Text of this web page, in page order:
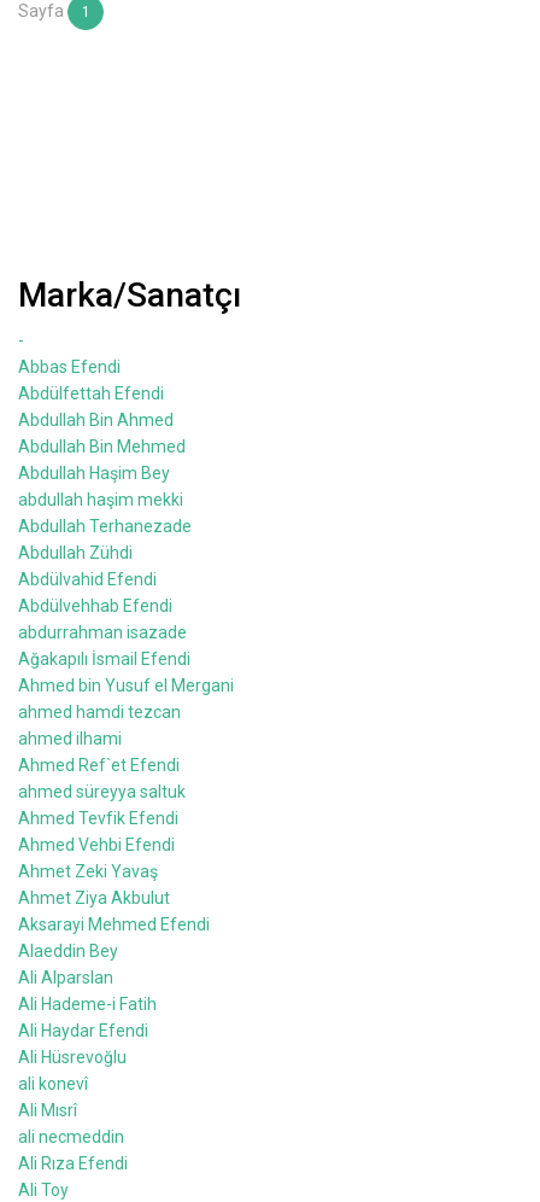
Sayfa 1
Marka/Sanatçı
-
Abbas Efendi
Abdülfettah Efendi
Abdullah Bin Ahmed
Abdullah Bin Mehmed
Abdullah Haşim Bey
abdullah haşim mekki
Abdullah Terhanezade
Abdullah Zühdi
Abdülvahid Efendi
Abdülvehhab Efendi
abdurrahman isazade
Ağakapılı İsmail Efendi
Ahmed bin Yusuf el Mergani
ahmed hamdi tezcan
ahmed ilhami
Ahmed Ref`et Efendi
ahmed süreyya saltuk
Ahmed Tevfik Efendi
Ahmed Vehbi Efendi
Ahmet Zeki Yavaş
Ahmet Ziya Akbulut
Aksarayi Mehmed Efendi
Alaeddin Bey
Ali Alparslan
Ali Hademe-i Fatih
Ali Haydar Efendi
Ali Hüsrevoğlu
ali konevî
Ali Mısrî
ali necmeddin
Ali Rıza Efendi
Ali Toy